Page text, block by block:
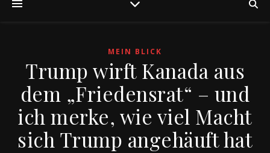
MEIN BLICK
Trump wirft Kanada aus
dem „Friedensrat“ – und
ich merke, wie viel Macht
sich Trump angehäuft hat